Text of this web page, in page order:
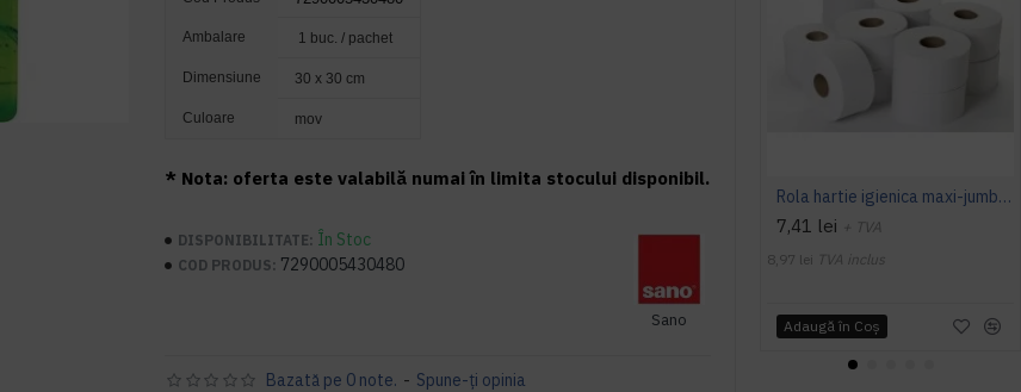
Ambalare 1 buc. / pachet
Dimensiune 30 x 30 cm
Culoare mov
* Nota: oferta este valabilă numai în limita stocului disponibil.
DISPONIBILITATE: În Stoc
COD PRODUS: 7290005430480
Sano
Bazată pe 0 note. - Spune-ţi opinia
Rola hartie igienica maxi-jumbo, extra alba, in 2 straturi, Maxi Jumbo, AQAS, 150 m
7,41 lei + TVA
8,97 lei TVA inclus
Adaugă în Coş